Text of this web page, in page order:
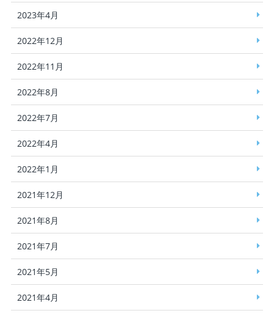
2023年4月
2022年12月
2022年11月
2022年8月
2022年7月
2022年4月
2022年1月
2021年12月
2021年8月
2021年7月
2021年5月
2021年4月